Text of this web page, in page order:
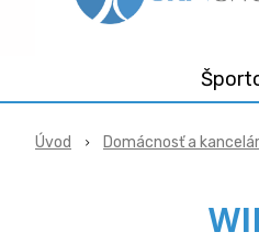
Úvod Domácnosť a